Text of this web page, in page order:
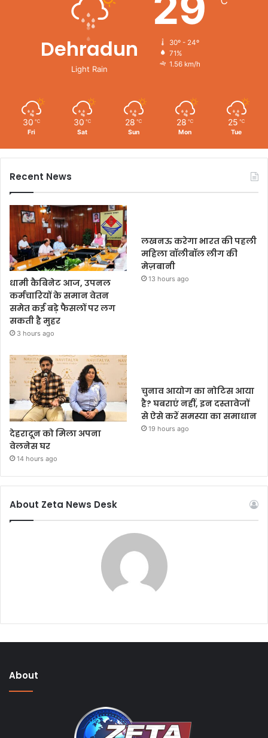
Dehradun
Light Rain
30º - 24º
71%
1.56 km/h
30 ℃
Fri
30 ℃
Sat
28 ℃
Sun
28 ℃
Mon
25 ℃
Tue
Recent News
धामी कैबिनेट आज, उपनल
कर्मचारियों के समान वेतन
समेत कई बड़े फैसलों पर लग
सकती है मुहर
3 hours ago
लखनऊ करेगा भारत की पहली
महिला वॉलीबॉल लीग की
मेज़बानी
13 hours ago
देहरादून को मिला अपना
वेलनेस घर
14 hours ago
चुनाव आयोग का नोटिस आया
है? घबराएं नहीं, इन दस्तावेजों
से ऐसे करें समस्या का समाधान
19 hours ago
About Zeta News Desk
About